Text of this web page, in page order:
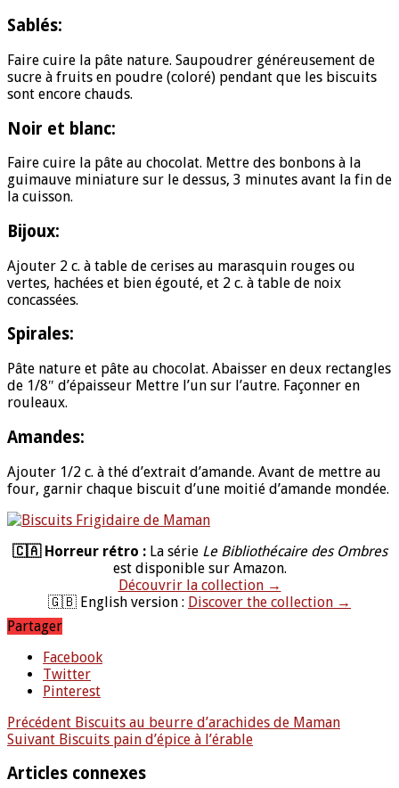
Sablés:
Faire cuire la pâte nature. Saupoudrer généreusement de
sucre à fruits en poudre (coloré) pendant que les biscuits
sont encore chauds.
Noir et blanc:
Faire cuire la pâte au chocolat. Mettre des bonbons à la
guimauve miniature sur le dessus, 3 minutes avant la fin de
la cuisson.
Bijoux:
Ajouter 2 c. à table de cerises au marasquin rouges ou
vertes, hachées et bien égouté, et 2 c. à table de noix
concassées.
Spirales:
Pâte nature et pâte au chocolat. Abaisser en deux rectangles
de 1/8″ d’épaisseur Mettre l’un sur l’autre. Façonner en
rouleaux.
Amandes:
Ajouter 1/2 c. à thé d’extrait d’amande. Avant de mettre au
four, garnir chaque biscuit d’une moitié d’amande mondée.
🇨🇦 Horreur rétro :La série Le Bibliothécaire des Ombres
est disponible sur Amazon.
Découvrir la collection →
🇬🇧 English version : Discover the collection →
Partager
Facebook
Twitter
Pinterest
Précédent Biscuits au beurre d’arachides de Maman
Suivant Biscuits pain d’épice à l’érable
Articles connexes